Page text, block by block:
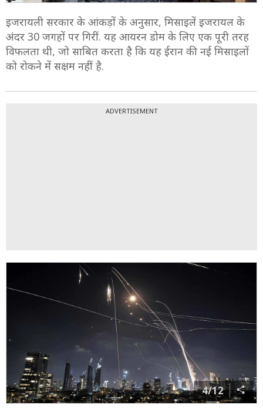
इजरायली सरकार के आंकड़ों के अनुसार, मिसाइलें इजरायल के
अंदर 30 जगहों पर गिरीं. यह आयरन डोम के लिए एक पूरी तरह
विफलता थी, जो साबित करता है कि यह ईरान की नई मिसाइलों
को रोकने में सक्षम नहीं है.
ADVERTISEMENT
4/12